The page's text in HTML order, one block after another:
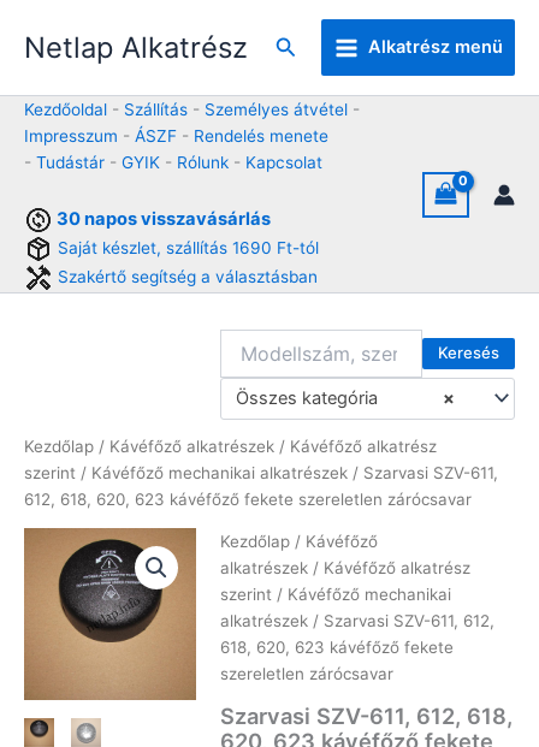
Netlap Alkatrész Keresés Alkatrész menü
Kezdőoldal - Szállítás - Személyes átvétel -
Impresszum - ÁSZF - Rendelés menete
- Tudástár - GYIK - Rólunk - Kapcsolat
30 napos visszavásárlás
Saját készlet, szállítás 1690 Ft-tól
Szakértő segítség a választásban
Keresés
×
Összes kategória
Kezdőlap / Kávéfőző alkatrészek / Kávéfőző alkatrész
szerint / Kávéfőző mechanikai alkatrészek / Szarvasi SZV-611,
612, 618, 620, 623 kávéfőző fekete szereletlen zárócsavar
Kezdőlap / Kávéfőző
alkatrészek / Kávéfőző alkatrész
szerint / Kávéfőző mechanikai
alkatrészek / Szarvasi SZV-611, 612,
618, 620, 623 kávéfőző fekete
szereletlen zárócsavar
Szarvasi SZV-611, 612, 618,
620, 623 kávéfőző fekete